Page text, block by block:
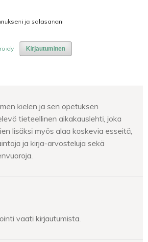
ja salasanani
Kirjautuminen
kielen ja sen opetuksen
tieteellinen aikakauslehti, joka
lisäksi myös alaa koskevia esseitä,
ja kirja-arvosteluja sekä
vaati kirjautumista.